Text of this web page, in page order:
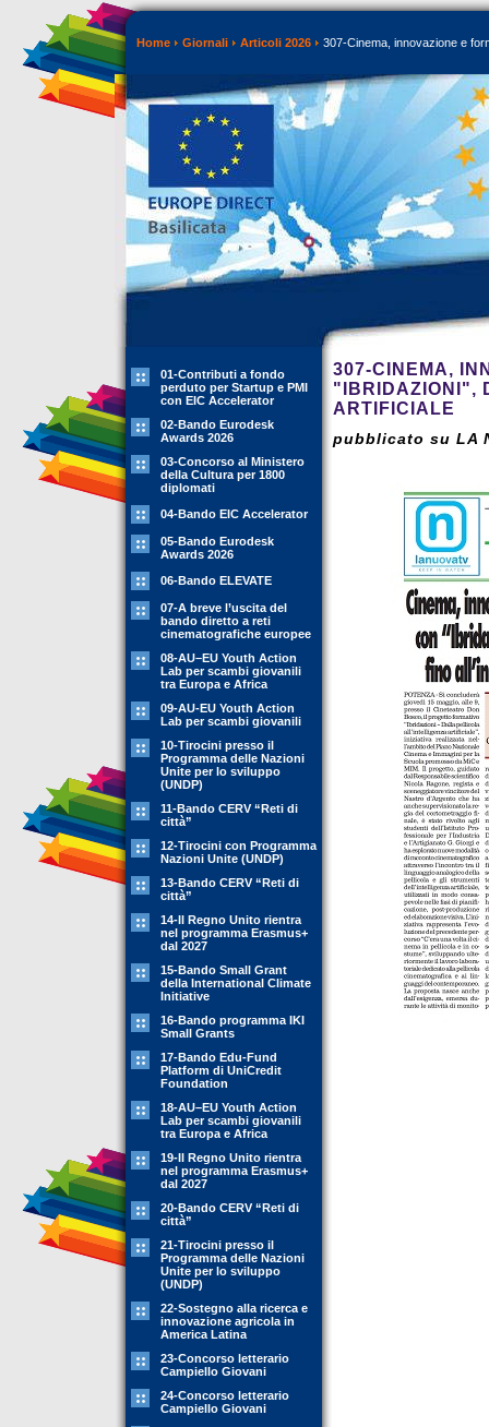
Home Giornali Articoli 2026 307-Cinema, innovazione e
01-Contributi a fondo
perduto per Startup e PMI
con EIC Accelerator
02-Bando Eurodesk
Awards 2026
03-Concorso al Ministero
della Cultura per 1800
diplomati
04-Bando EIC Accelerator
05-Bando Eurodesk
Awards 2026
06-Bando ELEVATE
07-A breve l’uscita del
bando diretto a reti
cinematografiche europee
08-AU–EU Youth Action
Lab per scambi giovanili
tra Europa e Africa
09-AU-EU Youth Action
Lab per scambi giovanili
10-Tirocini presso il
Programma delle Nazioni
Unite per lo sviluppo
(UNDP)
11-Bando CERV “Reti di
città”
12-Tirocini con Programma
Nazioni Unite (UNDP)
13-Bando CERV “Reti di
città”
14-Il Regno Unito rientra
nel programma Erasmus+
dal 2027
15-Bando Small Grant
della International Climate
Initiative
16-Bando programma IKI
Small Grants
17-Bando Edu-Fund
Platform di UniCredit
Foundation
18-AU–EU Youth Action
Lab per scambi giovanili
tra Europa e Africa
19-Il Regno Unito rientra
nel programma Erasmus+
dal 2027
20-Bando CERV “Reti di
città”
21-Tirocini presso il
Programma delle Nazioni
Unite per lo sviluppo
(UNDP)
22-Sostegno alla ricerca e
innovazione agricola in
America Latina
23-Concorso letterario
Campiello Giovani
24-Concorso letterario
Campiello Giovani
307-CINEMA,
"IBRIDAZIONI",
ARTIFICIALE
pubblicato su LA